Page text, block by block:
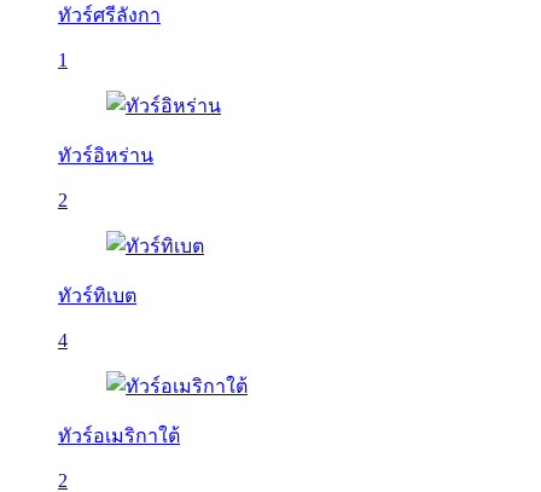
ทัวร์ศรีลังกา
1
ทัวร์อิหร่าน
2
ทัวร์ทิเบต
4
ทัวร์อเมริกาใต้
2